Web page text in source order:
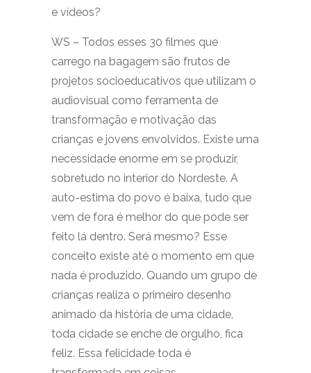
e vídeos?
WS – Todos esses 30 filmes que
carrego na bagagem são frutos de
projetos socioeducativos que utilizam o
audiovisual como ferramenta de
transformação e motivação das
crianças e jovens envolvidos. Existe uma
necessidade enorme em se produzir,
sobretudo no interior do Nordeste. A
auto-estima do povo é baixa, tudo que
vem de fora é melhor do que pode ser
feito lá dentro. Será mesmo? Esse
conceito existe até o momento em que
nada é produzido. Quando um grupo de
crianças realiza o primeiro desenho
animado da história de uma cidade,
toda cidade se enche de orgulho, fica
feliz. Essa felicidade toda é